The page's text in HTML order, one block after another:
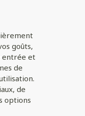
goûts,
entrée et
de
de
options